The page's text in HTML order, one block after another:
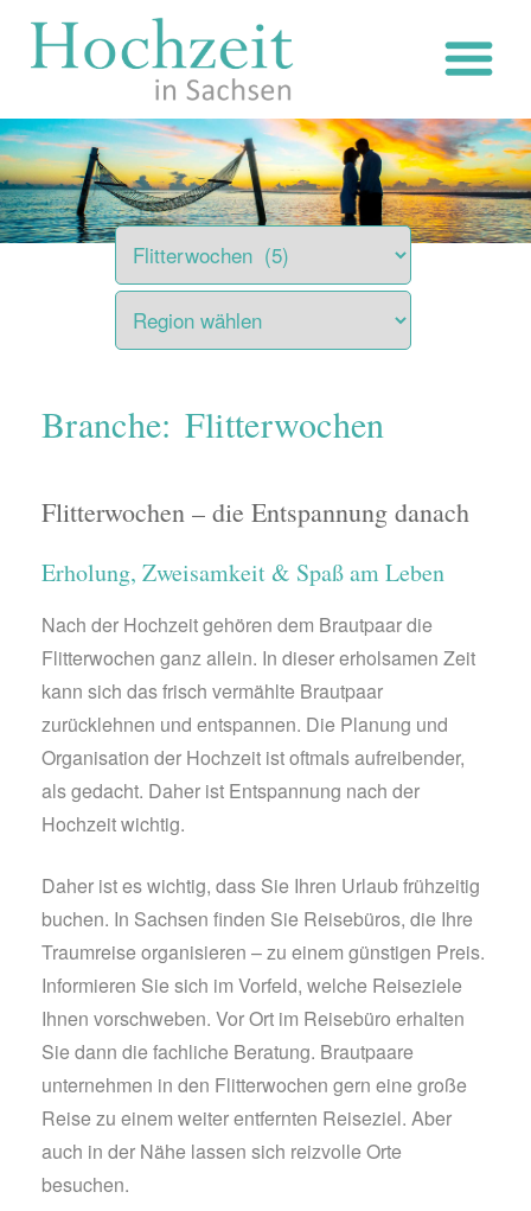
Inhalt
Branche: Flitterwochen
Flitterwochen – die Entspannung danach
Erholung, Zweisamkeit & Spaß am Leben
Nach der Hochzeit gehören dem Brautpaar die
Flitterwochen ganz allein. In dieser erholsamen Zeit
kann sich das frisch vermählte Brautpaar
zurücklehnen und entspannen. Die Planung und
Organisation der Hochzeit ist oftmals aufreibender,
als gedacht. Daher ist Entspannung nach der
Hochzeit wichtig.
Daher ist es wichtig, dass Sie Ihren Urlaub frühzeitig
buchen. In Sachsen finden Sie Reisebüros, die Ihre
Traumreise organisieren – zu einem günstigen Preis.
Informieren Sie sich im Vorfeld, welche Reiseziele
Ihnen vorschweben. Vor Ort im Reisebüro erhalten
Sie dann die fachliche Beratung. Brautpaare
unternehmen in den Flitterwochen gern eine große
Reise zu einem weiter entfernten Reiseziel. Aber
auch in der Nähe lassen sich reizvolle Orte
besuchen.